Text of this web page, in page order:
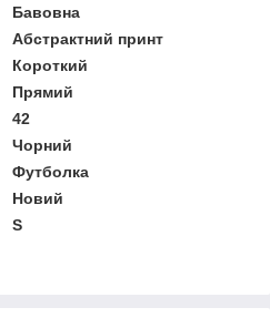
Бавовна
Абстрактний принт
Короткий
Прямий
42
Чорний
Футболка
Новий
S